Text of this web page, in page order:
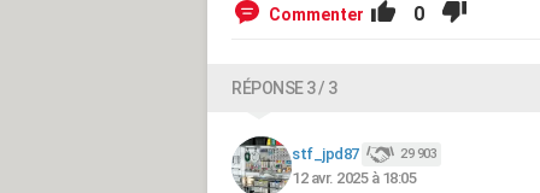
Commenter 0
RÉPONSE 3 / 3
stf_jpd87 29 903
12 avr. 2025 à 18:05